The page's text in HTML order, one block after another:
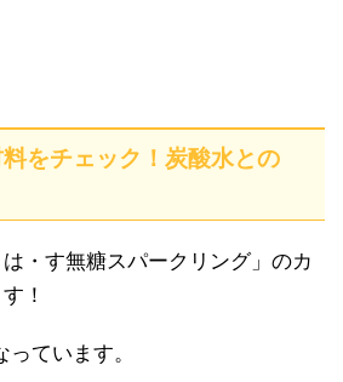
をチェック！炭酸水との
・す無糖スパークリング」のカ
！
ています。